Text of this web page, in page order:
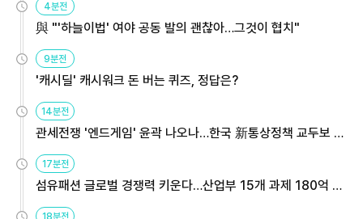
4분전
與 "'하늘이법' 여야 공동 발의 괜찮아…그것이 협치"
9분전
'캐시딜' 캐시워크 돈 버는 퀴즈, 정답은?
14분전
관세전쟁 '엔드게임' 윤곽 나오나…한국 新통상정책 교두보 활
용해야
17분전
섬유패션 글로벌 경쟁력 키운다…산업부 15개 과제 180억 지
원
18분전